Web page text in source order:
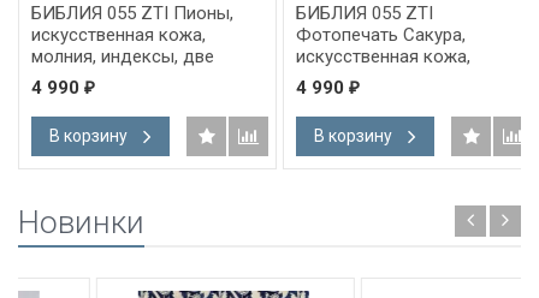
БИБЛИЯ 055 ZTI Пионы,
искусственная кожа,
молния, индексы, две
закладки, цветной срез,
параллельные места,
крупный шрифт /145х220/
4 990 ₽
В корзину
БИБЛИЯ 055 ZTI
Фотопечать Сакура,
искусственная кожа,
молния, индексы, две
закладки, золотой срез,
параллельные места,
крупный шрифт /145х220/
4 990 ₽
В корзину
Новинки